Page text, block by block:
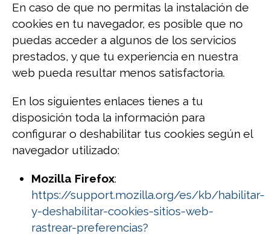
En caso de que no permitas la instalación de
cookies en tu navegador, es posible que no
puedas acceder a algunos de los servicios
prestados, y que tu experiencia en nuestra
web pueda resultar menos satisfactoria.
En los siguientes enlaces tienes a tu
disposición toda la información para
configurar o deshabilitar tus cookies según el
navegador utilizado:
Mozilla Firefox:
https://support.mozilla.org/es/kb/habilitar-
y-deshabilitar-cookies-sitios-web-
rastrear-preferencias?